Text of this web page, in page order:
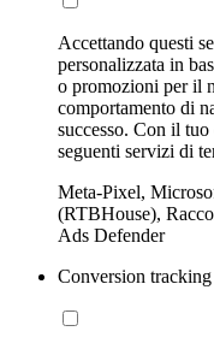
Accettando questi
personalizzata in
o promozioni per il
comportamento di
successo. Con il
seguenti servizi di
Meta-Pixel,
(RTBHouse),
Ads Defender
Conversion tracking